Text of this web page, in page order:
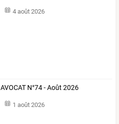
4 août 2026
AVOCAT N°74 - Août 2026
1 août 2026